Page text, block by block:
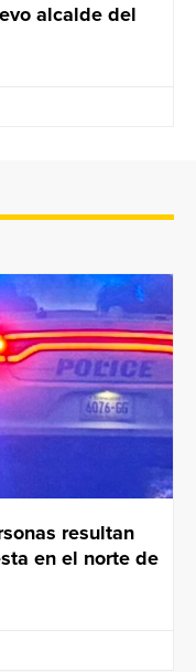
alcalde del
resultan
en el norte de